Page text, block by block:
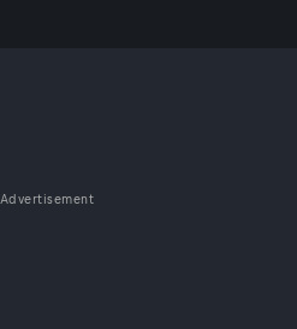
Advertisement